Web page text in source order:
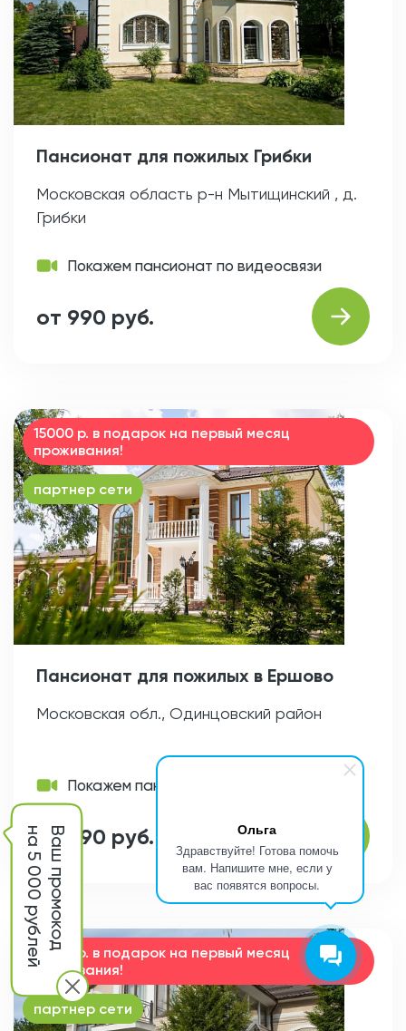
Ольга
Здравствуйте! Готова помочь
вам. Напишите мне, если у
вас появятся вопросы.
Пансионат для пожилых Грибки
Московская область р-н Мытищинский , д.
Грибки
Покажем пансионат по видеосвязи
от 990 руб.
15000 р. в подарок на первый месяц
проживания!
партнер сети
Пансионат для пожилых в Ершово
Московская обл., Одинцовский район
Покажем пансионат по видеосвязи
от 990 руб.
15000 р. в подарок на первый месяц
проживания!
партнер сети
Ваш промокод
на 5 000 рублей